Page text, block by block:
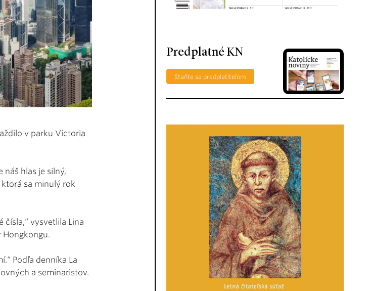
v parku Victoria
náš hlas je silný,
sa minulý rok
čísla,“ vysvetlila Lina
Hongkongu.
Podľa denníka La
a seminaristov.
Predplatné KN
Staňte sa predplatiteľom